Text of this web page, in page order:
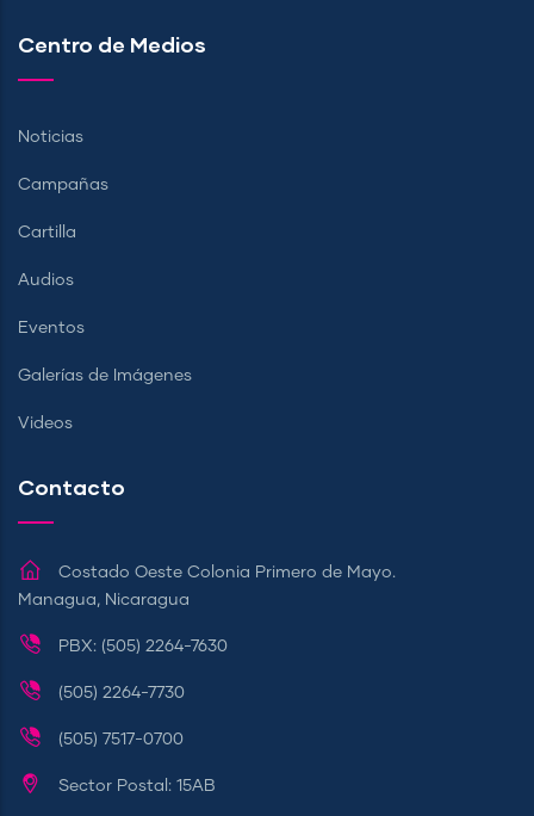
Centro de Medios
Noticias
Campañas
Cartilla
Audios
Eventos
Galerías de Imágenes
Videos
Contacto
Costado Oeste Colonia Primero de Mayo.
Managua, Nicaragua
PBX: (505) 2264-7630
(505) 2264-7730
(505) 7517-0700
Sector Postal: 15AB